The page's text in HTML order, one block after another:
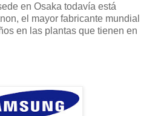
en Osaka todavía está
el mayor fabricante mundial
en las plantas que tienen en